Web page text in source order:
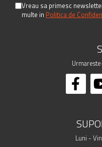
Vreau sa primesc
multe in Politica de
Luni -